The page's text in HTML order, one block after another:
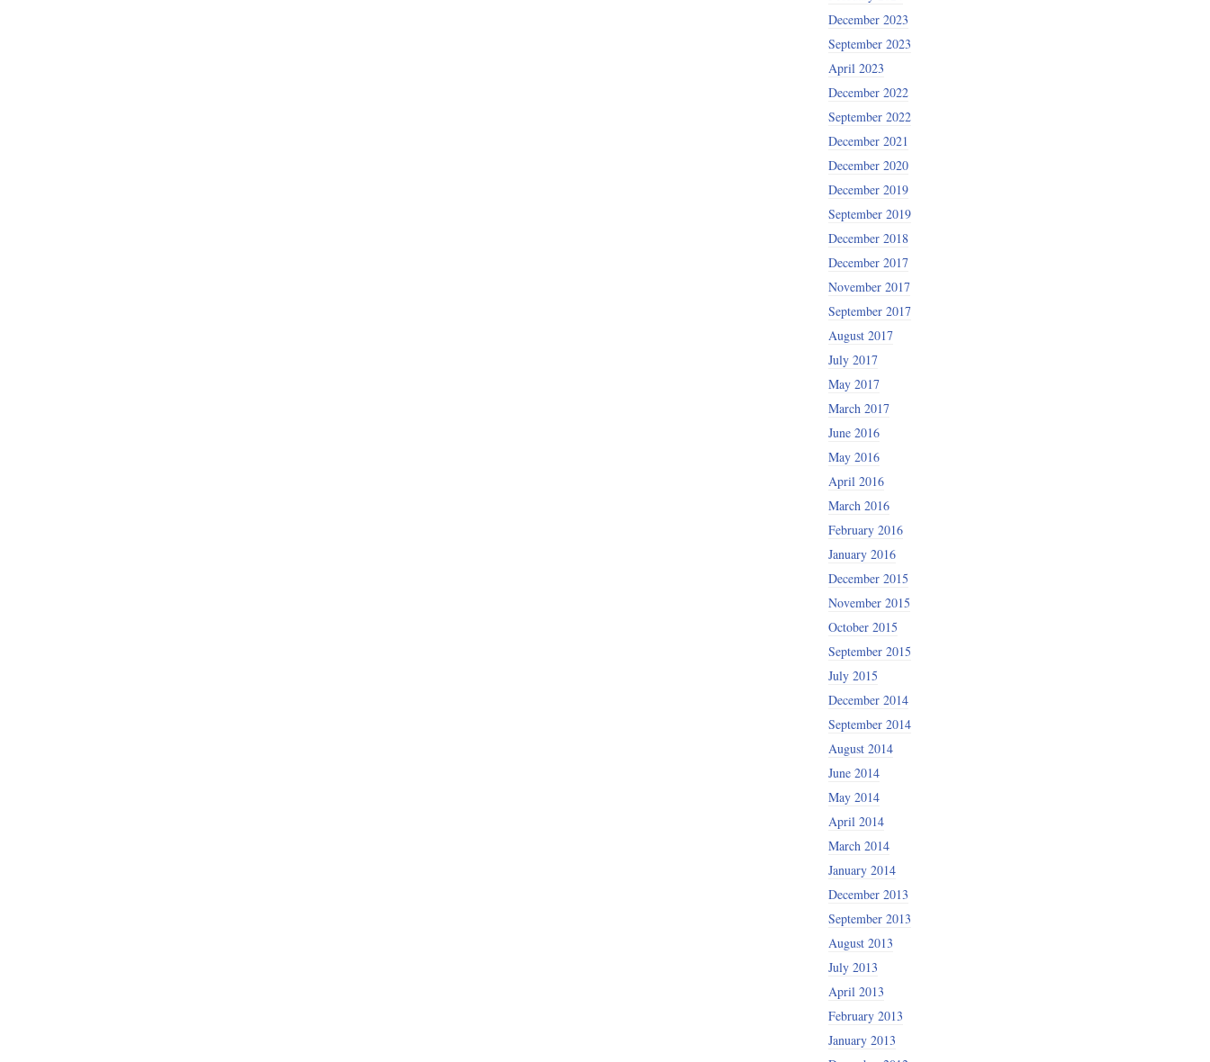
December 2023
September 2023
April 2023
December 2022
September 2022
December 2021
December 2020
December 2019
September 2019
December 2018
December 2017
November 2017
September 2017
August 2017
July 2017
May 2017
March 2017
June 2016
May 2016
April 2016
March 2016
February 2016
January 2016
December 2015
November 2015
October 2015
September 2015
July 2015
December 2014
September 2014
August 2014
June 2014
May 2014
April 2014
March 2014
January 2014
December 2013
September 2013
August 2013
July 2013
April 2013
February 2013
January 2013